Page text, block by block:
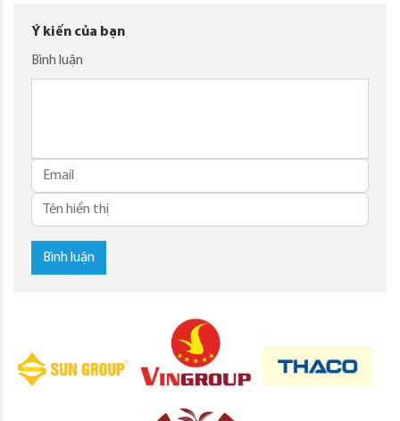
Ý kiến của bạn
Bình luận
Bình luận